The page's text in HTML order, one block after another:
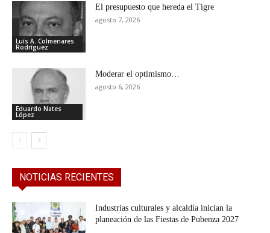
Luís A. Colmenares
Rodríguez
El presupuesto que hereda el Tigre
agosto 7, 2026
Eduardo Nates
López
Moderar el optimismo…
agosto 6, 2026
NOTICIAS RECIENTES
Industrias culturales y alcaldía inician la
planeación de las Fiestas de Pubenza 2027